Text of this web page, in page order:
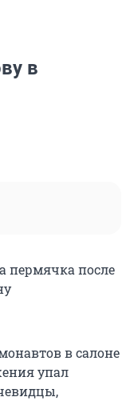
в
пермячка после
в салоне
упал